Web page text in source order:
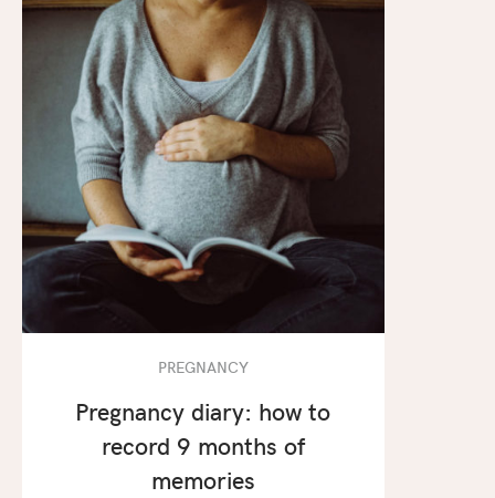
PREGNANCY
Pregnancy diary: how to
record 9 months of
memories